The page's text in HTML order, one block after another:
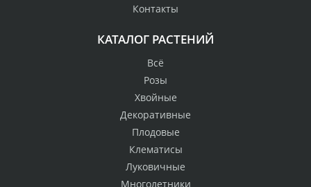
Контакты
КАТАЛОГ РАСТЕНИЙ
Всё
Розы
Хвойные
Декоративные
Плодовые
Клематисы
Луковичные
Многолетники